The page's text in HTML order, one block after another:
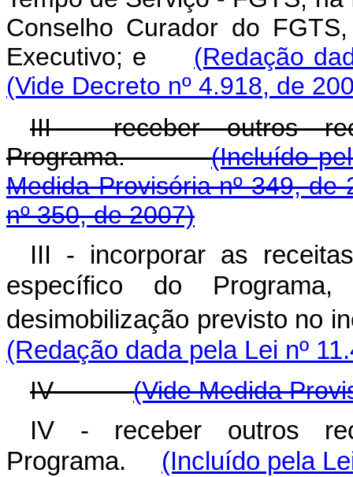
Conselho Curador do
Executivo; e (Redação
(Vide Decreto nº 4.918, de
III - receber outros
Programa.(Incluído
Medida Provisória nº 349, de
nº 350, de 2007)
III - incorporar as
específico do
desimobilização previsto no
(Redação dada pela Lei nº
IV -(Vide Medida
IV - receber outros
Programa. (Incluído pela